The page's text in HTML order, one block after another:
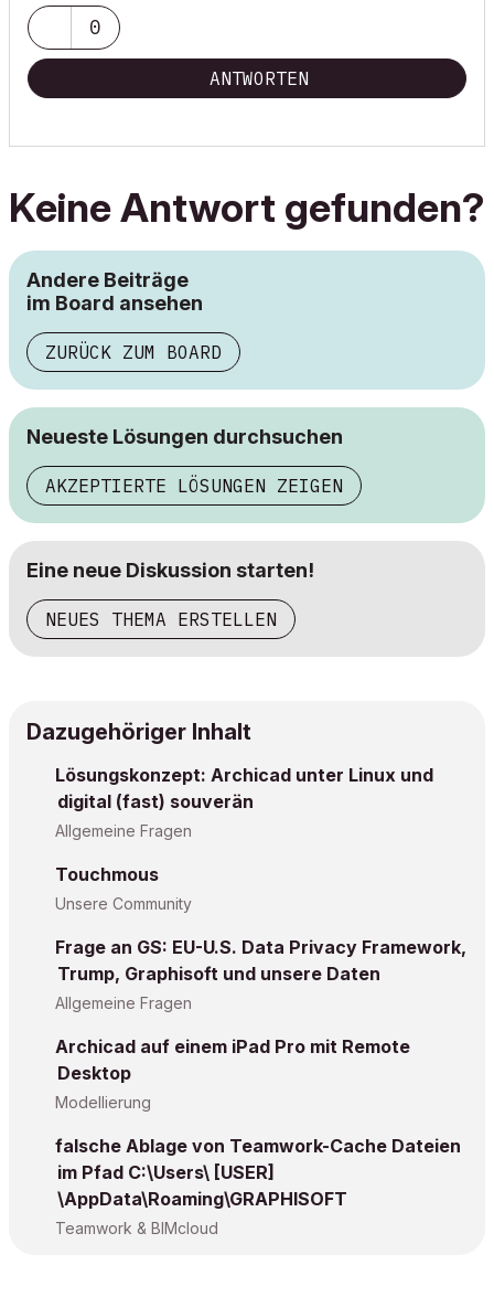
0
ANTWORTEN
Keine Antwort gefunden?
Andere Beiträge
im Board ansehen
ZURÜCK ZUM BOARD
Neueste Lösungen durchsuchen
AKZEPTIERTE LÖSUNGEN ZEIGEN
Eine neue Diskussion starten!
NEUES THEMA ERSTELLEN
Dazugehöriger Inhalt
Lösungskonzept: Archicad unter Linux und
digital (fast) souverän
Allgemeine Fragen
Touchmous
Unsere Community
Frage an GS: EU-U.S. Data Privacy Framework,
Trump, Graphisoft und unsere Daten
Allgemeine Fragen
Archicad auf einem iPad Pro mit Remote
Desktop
Modellierung
falsche Ablage von Teamwork-Cache Dateien
im Pfad C:\Users\ [USER]
\AppData\Roaming\GRAPHISOFT
Teamwork & BIMcloud